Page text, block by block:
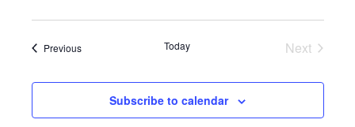
PreviousEvents Today
Next
Subscribe to calendar